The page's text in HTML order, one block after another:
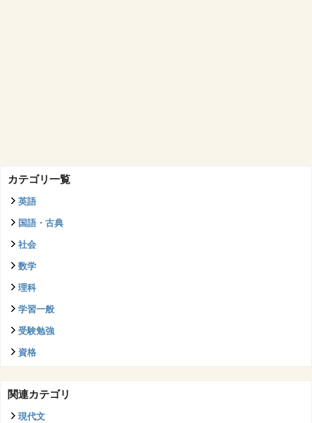
カテゴリ一覧
英語
国語・古典
社会
数学
理科
学習一般
受験勉強
資格
関連カテゴリ
現代文